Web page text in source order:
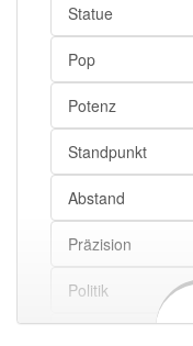
Basis
Basis
Basis
Basis
Basis openthesaurus
Statue
Pop
Potenz
Standpunkt
Abstand
Präzision
Politik